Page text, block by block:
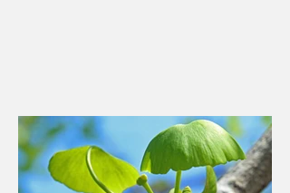
３席 営巣に励む 黒岩 透